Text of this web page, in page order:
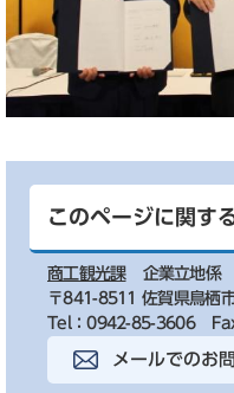
このページに関す
商工観光課
企業立地係
〒841-8511 佐賀県鳥栖
Tel：0942-85-3606
メールでのお